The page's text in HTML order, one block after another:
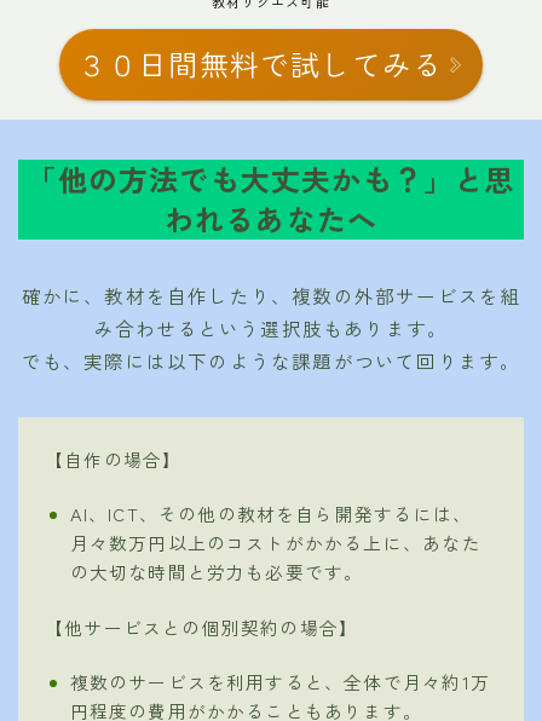
３０日間無料で試してみる
「他の方法でも大丈夫かも？」と思
われるあなたへ
確かに、教材を自作したり、複数の外部サービスを組
み合わせるという選択肢もあります。
でも、実際には以下のような課題がついて回ります。
【自作の場合】
AI、ICT、その他の教材を自ら開発するには、
月々数万円以上のコストがかかる上に、あなた
の大切な時間と労力も必要です。
【他サービスとの個別契約の場合】
複数のサービスを利用すると、全体で月々約1万
円程度の費用がかかることもあります。